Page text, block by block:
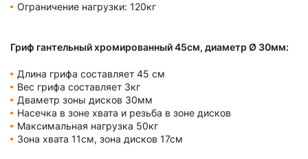
Ограничение нагрузки: 120кг
Гриф гантельный хромированный 45см, диаметр Ø 30мм:
Длина грифа составляет 45 см
Вес грифа составляет 3кг
Дваметр зоны дисков 30мм
Насечка в зоне хвата и резьба в зоне дисков
Максимальная нагрузка 50кг
Зона хвата 11см, зона дисков 17см